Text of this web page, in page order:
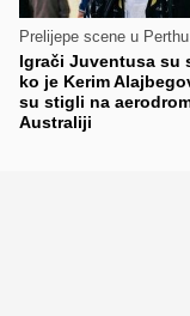
Prelijepe scene u Perthu
Igrači Juventusa su
ko je Kerim
su stigli na
Australiji